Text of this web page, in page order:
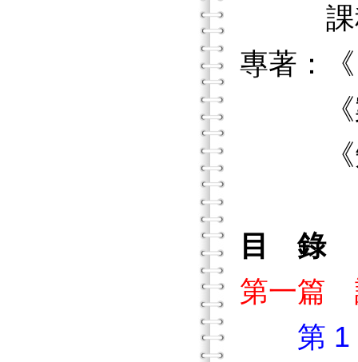
課程
專著：
《案
《知
目 錄
第一篇
第